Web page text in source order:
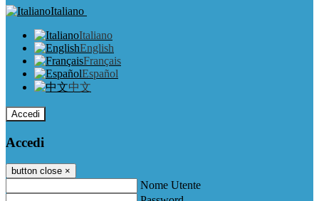
Italiano
Italiano
English
Français
Español
中文
Accedi
Accedi
button close ×
Nome Utente